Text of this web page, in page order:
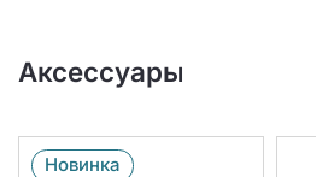
Аксессуары
Новинка